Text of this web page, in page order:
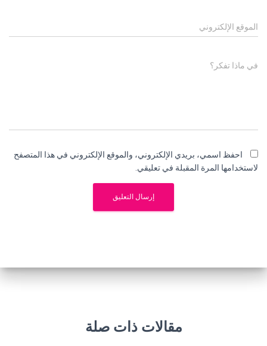
الموقع الإلكتروني
في ماذا تفكر؟
احفظ اسمي، بريدي الإلكتروني، والموقع الإلكتروني في هذا المتصفح
لاستخدامها المرة المقبلة في تعليقي.
مقالات ذات صلة